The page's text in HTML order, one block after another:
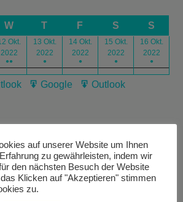
W T F S S
Okt.
2022
●●
13 Okt.
2022
●
14 Okt.
2022
●
15 Okt.
2022
●
16 Okt.
2022
●
Export
Google
Export
Outlook
auf unserer Website um Ihnen
zu gewährleisten, indem wir
den nächsten Besuch der Website
Klicken auf "Akzeptieren" stimmen
zu.